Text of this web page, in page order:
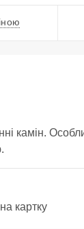
камін.
картку